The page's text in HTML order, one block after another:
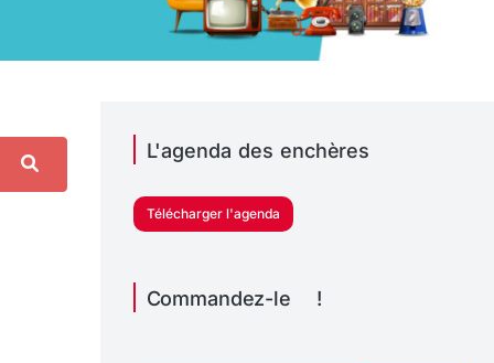
L'agenda des enchères
Télécharger l'agenda
Commandez-le !